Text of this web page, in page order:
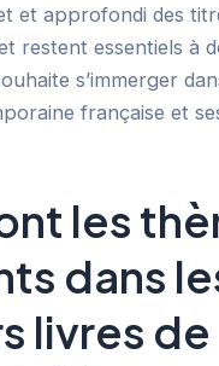
et approfondi des
restent essentiels à
s’immerger
française et
les
dans
livres de